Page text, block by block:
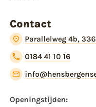
Contact
Parallelweg 4b,
0184 41 10 16
Openingstijden:​